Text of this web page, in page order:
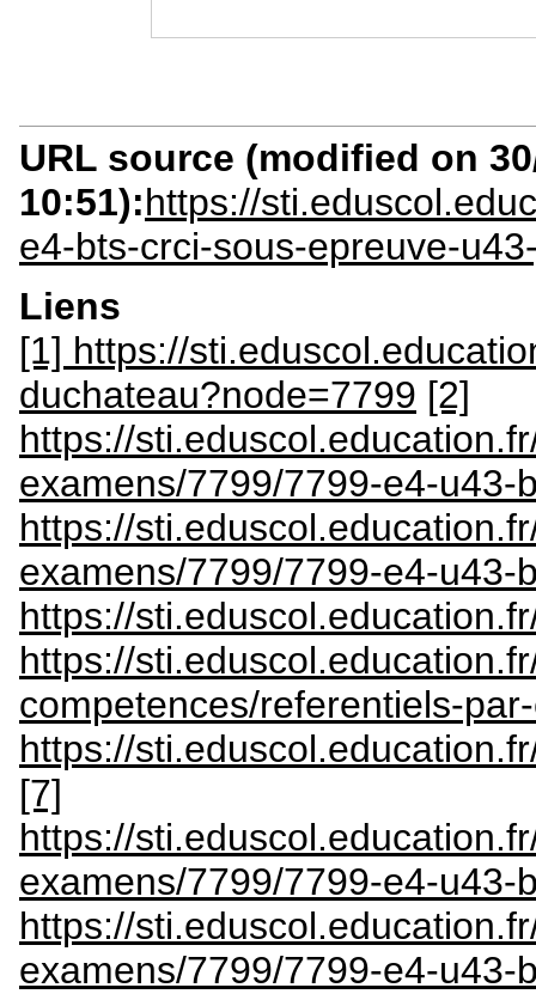
URL source (modified on
10:51):https://
e4-bts-crci-sous-epreuve-
Liens
[1] https://
duchateau?node=7799 [2]
https://
examens/7799/7799-e4-u43-
https://
examens/7799/7799-e4-u43-
https://
https://
competences/referentiels-
https://
[7]
https://
examens/7799/7799-e4-
https://
examens/7799/7799-e4-